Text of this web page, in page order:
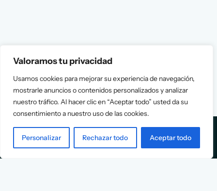
Valoramos tu privacidad
Usamos cookies para mejorar su experiencia de navegación,
mostrarle anuncios o contenidos personalizados y analizar
nuestro tráfico. Al hacer clic en “Aceptar todo” usted da su
consentimiento a nuestro uso de las cookies.
Personalizar Rechazar todo Aceptar todo